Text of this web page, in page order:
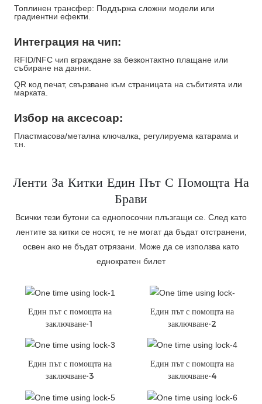
Топлинен трансфер: Поддържа сложни модели или
градиентни ефекти.
Интеграция на чип:
RFID/NFC чип вграждане за безконтактно плащане или
събиране на данни.
QR код печат, свързване към страницата на събитията или
марката.
Избор на аксесоар:
Пластмасова/метална ключалка, регулируема катарама и
т.н.
Ленти За Китки Един Път С Помощта На
Брави
Всички тези бутони са еднопосочни плъзгащи се. След като
лентите за китки се носят, те не могат да бъдат отстранени,
освен ако не бъдат отрязани. Може да се използва като
еднократен билет
Един път с помощта на
заключване-1
Един път с помощта на
заключване-2
Един път с помощта на
заключване-3
Един път с помощта на
заключване-4